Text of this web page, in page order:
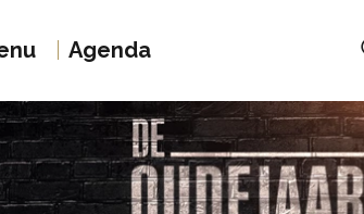
Agenda